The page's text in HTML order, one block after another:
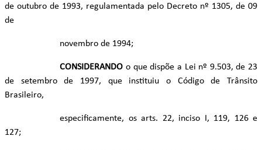
de outubro de 1993, regulamentada pelo Decreto nº 1305, de 09
de
novembro de 1994;
CONSIDERANDO o que dispõe a Lei nº 9.503, de 23
de setembro de 1997, que instituiu o Código de Trânsito
Brasileiro,
especificamente, os arts. 22, inciso I, 119, 126 e
127;